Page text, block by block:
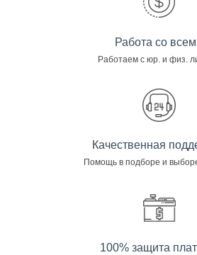
Работа со
Работаем с юр. и физ.
Качественная
Помощь в подборе и
100% защита